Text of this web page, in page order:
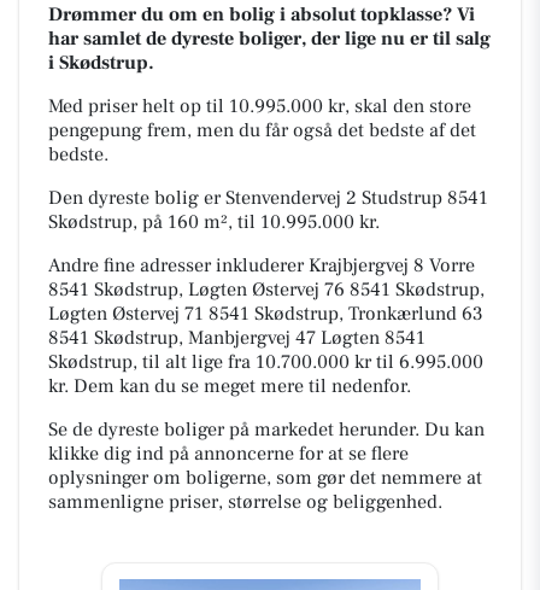
Drømmer du om en bolig i absolut topklasse? Vi
har samlet de dyreste boliger, der lige nu er til salg
i Skødstrup.
Med priser helt op til 10.995.000 kr, skal den store
pengepung frem, men du får også det bedste af det
bedste.
Den dyreste bolig er Stenvendervej 2 Studstrup 8541
Skødstrup, på 160 m², til 10.995.000 kr.
Andre fine adresser inkluderer Krajbjergvej 8 Vorre
8541 Skødstrup, Løgten Østervej 76 8541 Skødstrup,
Løgten Østervej 71 8541 Skødstrup, Tronkærlund 63
8541 Skødstrup, Manbjergvej 47 Løgten 8541
Skødstrup, til alt lige fra 10.700.000 kr til 6.995.000
kr. Dem kan du se meget mere til nedenfor.
Se de dyreste boliger på markedet herunder. Du kan
klikke dig ind på annoncerne for at se flere
oplysninger om boligerne, som gør det nemmere at
sammenligne priser, størrelse og beliggenhed.